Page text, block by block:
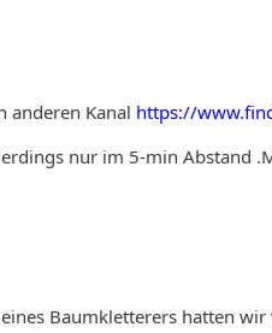
anderen Kanal https://
nur im 5-min Abstand
Baumkletterers hatten